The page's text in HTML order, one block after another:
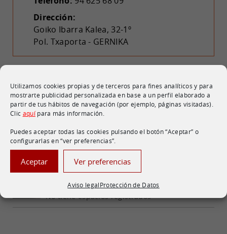
Utilizamos cookies propias y de terceros para fines analíticos y para
mostrarte publicidad personalizada en base a un perfil elaborado a
partir de tus hábitos de navegación (por ejemplo, páginas visitadas).
Clic aquípara más información.
Puedes aceptar todas las cookies pulsando el botón “Aceptar” o
configurarlas en “ver preferencias”.
Aceptar Ver preferencias
Aviso legalProtección de Datos
Dirección:
Goiko Ibarra Kalea, 32-1º
Pol. Txaporta - GERNIKA
Certificaciones
Proyectos consolidados
Gernika, Bizkaia
Polígono Industrial TXAPORTA
No tiene espacios registrados